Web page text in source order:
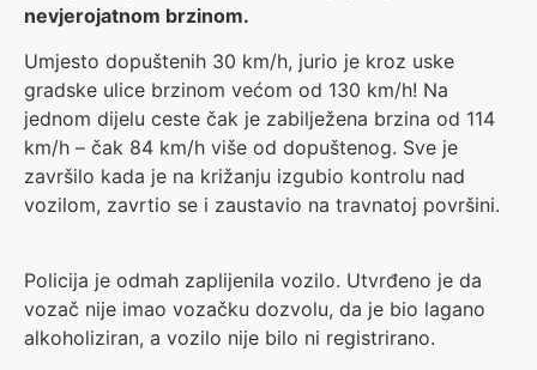
nevjerojatnom brzinom.
Umjesto dopuštenih 30 km/h, jurio je kroz uske
gradske ulice brzinom većom od 130 km/h! Na
jednom dijelu ceste čak je zabilježena brzina od 114
km/h – čak 84 km/h više od dopuštenog. Sve je
završilo kada je na križanju izgubio kontrolu nad
vozilom, zavrtio se i zaustavio na travnatoj površini.
Policija je odmah zaplijenila vozilo. Utvrđeno je da
vozač nije imao vozačku dozvolu, da je bio lagano
alkoholiziran, a vozilo nije bilo ni registrirano.